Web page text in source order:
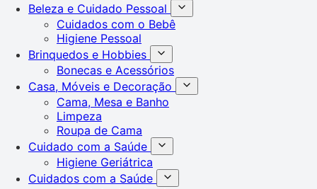
Beleza e Cuidado Pessoal
Cuidados com o Bebê
Higiene Pessoal
Brinquedos e Hobbies
Bonecas e Acessórios
Casa, Móveis e Decoração
Cama, Mesa e Banho
Limpeza
Roupa de Cama
Cuidado com a Saúde
Higiene Geriátrica
Cuidados com a Saúde